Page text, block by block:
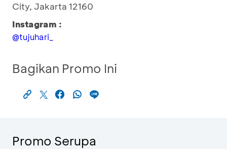
City, Jakarta 12160
Instagram :
@tujuhari_
Bagikan Promo Ini
Promo Serupa